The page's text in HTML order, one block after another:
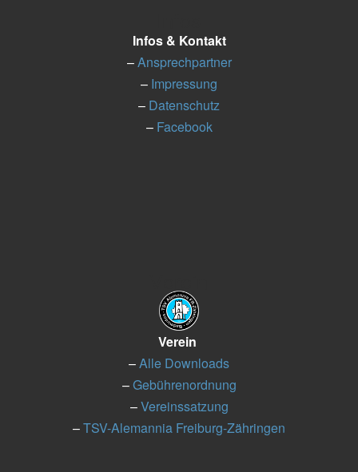
Infos & Kontakt
–Ansprechpartner
– Impressung
– Datenschutz
– Facebook
Verein
–Alle Downloads
–Gebührenordnung
–Vereinssatzung
–TSV-Alemannia Freiburg-Zähringen